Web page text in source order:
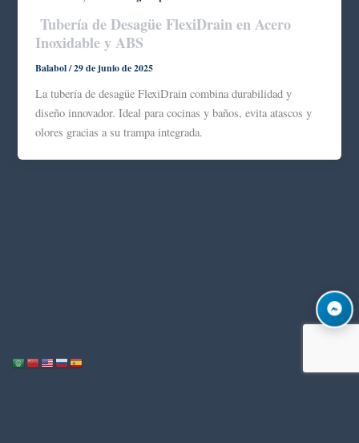
Tubería de Desagüe FlexiDrain en Acero
Inoxidable y ABS
Balabol/29 de junio de 2025
La tubería de desagüe FlexiDrain combina durabilidad y
diseño innovador. Ideal para cocinas y baños, evita atascos y
olores gracias a su trampa integrada.